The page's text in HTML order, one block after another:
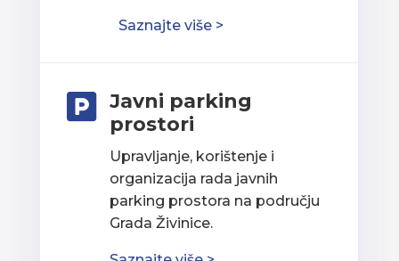
Saznajte više >

Javni parking
prostori
Upravljanje, korištenje i
organizacija rada javnih
parking prostora na području
Grada Živinice.